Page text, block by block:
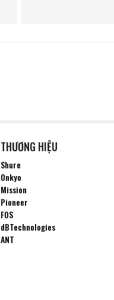
THƯƠNG HIỆU
Shure
Onkyo
Mission
Pioneer
FOS
dBTechnologies
ANT